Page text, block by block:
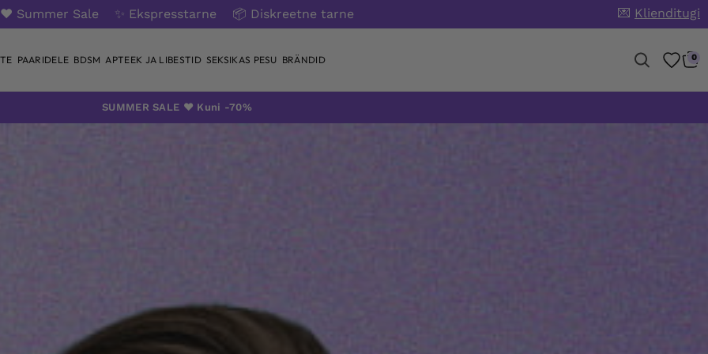
❤️ Summer Sale ✨ Ekspresstarne 📦 Diskreetne tarne 💌 Klienditugi
PAARIDELE BDSM APTEEK JA LIBESTID SEKSIKAS PESU BRÄNDID 0
SUMMER SALE ❤️ Kuni -70%